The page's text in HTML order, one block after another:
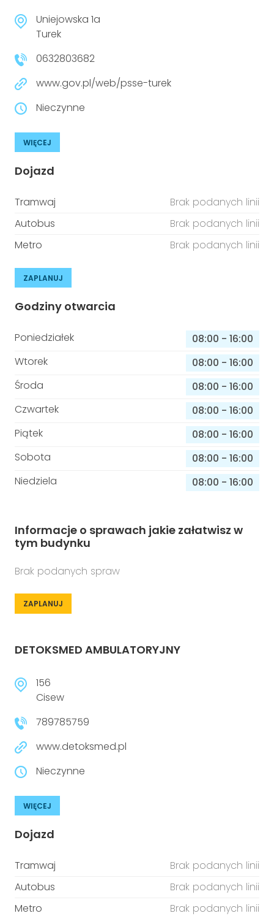
Uniejowska 1a
Turek
0632803682
www.gov.pl/web/psse-turek
Nieczynne
WIĘCEJ
Dojazd
Tramwaj
Brak podanych linii
Autobus
Brak podanych linii
Metro
Brak podanych linii
ZAPLANUJ
Godziny otwarcia
Poniedziałek 08:00 - 16:00
Wtorek
08:00 - 16:00
Środa
08:00 - 16:00
Czwartek
08:00 - 16:00
Piątek
08:00 - 16:00
Sobota
08:00 - 16:00
Niedziela
08:00 - 16:00
Informacje o sprawach jakie załatwisz w
tym budynku
Brak podanych spraw
ZAPLANUJ
DETOKSMED AMBULATORYJNY
156
Cisew
789785759
www.detoksmed.pl
Nieczynne
WIĘCEJ
Dojazd
Tramwaj
Brak podanych linii
Autobus
Brak podanych linii
Metro
Brak podanych linii